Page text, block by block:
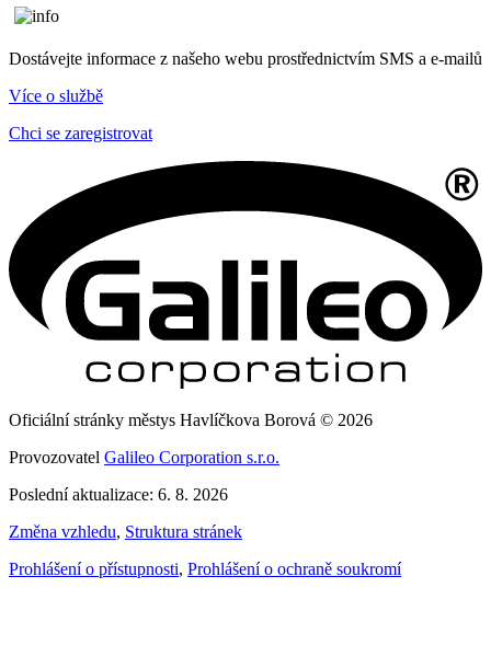
Dostávejte informace z našeho webu prostřednictvím SMS a e-mailů
Více o službě
Chci se zaregistrovat
Oficiální stránky městys Havlíčkova Borová © 2026
Provozovatel Galileo Corporation s.r.o.
Poslední aktualizace: 6. 8. 2026
Změna vzhledu, Struktura stránek
Prohlášení o přístupnosti, Prohlášení o ochraně soukromí